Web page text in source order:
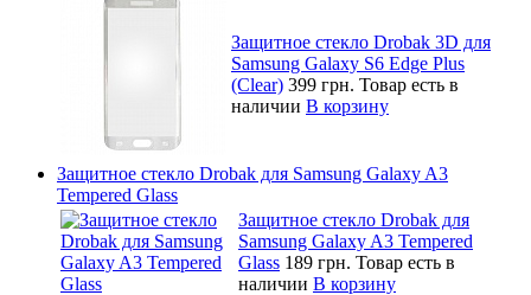
Защитное стекло Drobak 3D для
Samsung Galaxy S6 Edge Plus
(Clear) 399 грн. Товар есть в
наличии В корзину
Защитное стекло Drobak для Samsung Galaxy A3
Tempered Glass
Защитное стекло Drobak для
Samsung Galaxy A3 Tempered
Glass 189 грн. Товар есть в
наличии В корзину